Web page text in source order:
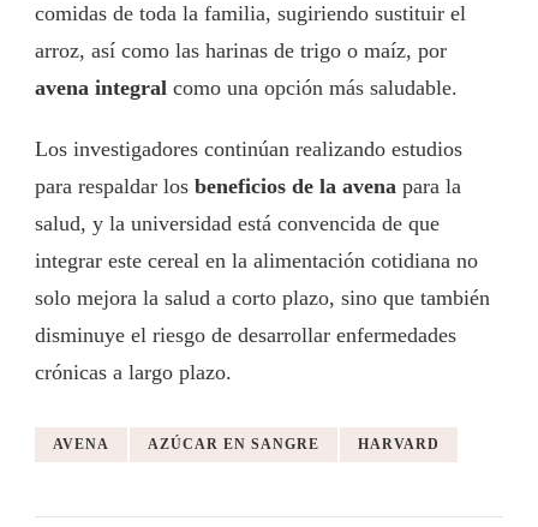
comidas de toda la familia, sugiriendo sustituir el
arroz, así como las harinas de trigo o maíz, por
avena integral como una opción más saludable.
Los investigadores continúan realizando estudios
para respaldar los beneficios de la avena para la
salud, y la universidad está convencida de que
integrar este cereal en la alimentación cotidiana no
solo mejora la salud a corto plazo, sino que también
disminuye el riesgo de desarrollar enfermedades
crónicas a largo plazo.
AVENA AZÚCAR EN SANGRE HARVARD